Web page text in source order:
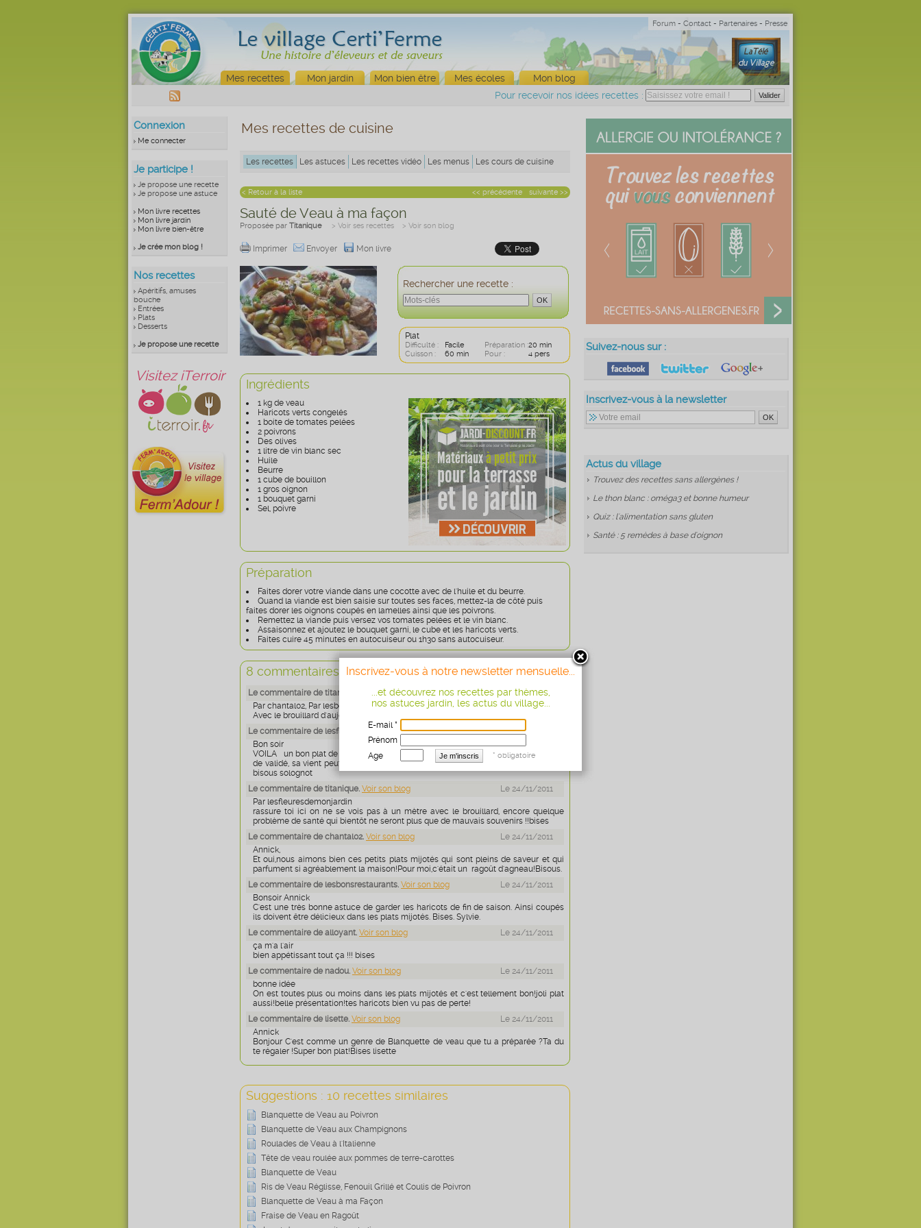
Forum - Contact - Partenaires - Presse
Mes recettes Mon jardin Mon bien être Mes écoles
Mon blog
Pour recevoir nos idées recettes :
Connexion
Me connecter
Je participe !
Je propose une recette
Je propose une astuce
Mon livre recettes
Mon livre jardin
Mon livre bien-être
Je crée mon blog !
Nos recettes
Apéritifs, amuses
bouche
Entrées
Plats
Desserts
Je propose une recette
Visitez iTerroir
Suivez-nous sur :
Inscrivez-vous à la newsletter
Actus du village
Trouvez des recettes sans allergènes !
Le thon blanc : oméga3 et bonne humeur
Quiz : l'alimentation sans gluten
Santé : 5 remèdes à base d'oignon
Mes recettes de cuisine
Les recettes Les astuces Les recettes vidéo Les menus Les cours de cuisine
suivante >>
<< précédente
< Retour à la liste
Sauté de Veau à ma façon
Proposée par Titanique > Voir ses recettes > Voir son blog
Imprimer Envoyer Mon livre
Rechercher une recette :
Plat
Difficulté : Facile Préparation :20 min
Cuisson :
60 min Pour : 4 pers
Ingrédients
1 kg de veau
Haricots verts congelés
1 boite de tomates pelées
2 poivrons
Des olives
1 litre de vin blanc sec
Huile
Beurre
1 cube de bouillon
1 gros oignon
1 bouquet garni
Sel, poivre
Préparation
Faites dorer votre viande dans une cocotte avec de l'huile et du beurre.
Quand la viande est bien saisie sur toutes ses faces, mettez-la de côté puis
faites dorer les oignons coupés en lamelles ainsi que les poivrons.
Remettez la viande puis versez vos tomates pelées et le vin blanc.
Assaisonnez et ajoutez le bouquet garni, le cube et les haricots verts.
Faites cuire 45 minutes en autocuiseur ou 1h30 sans autocuiseur.
+ Ajouter un commentaire
8 commentaires
Le commentaire de titanique. Voir son blog
Le 24/11/2011
Par chantal02, Par lesbonsrestaurants , Par nadou,Par alloyant,Par lisette
Avec le brouillard d'aujourd'hui, ça tombait bien !bises
Le commentaire de lesfleuresdemonjardin
Le 24/11/2011
Bon soir
VOILA un bon plat de saison , chez nous il fait humide . Depuis 2 jours impossible
de validé, sa vient peut etre de moi .J'esspere que toute ta famille vas bien , gros
bisous solognot
Le commentaire de titanique. Voir son blog
Le 24/11/2011
Par lesfleuresdemonjardin
rassure toi ici on ne se vois pas à un mètre avec le brouillard, encore quelque
problème de santé qui bientôt ne seront plus que de mauvais souvenirs !!bises
Le commentaire de chantal02. Voir son blog
Le 24/11/2011
Annick,
Et oui,nous aimons bien ces petits plats mijotés qui sont pleins de saveur et qui
parfument si agréablement la maison!Pour moi,c'était un ragoût d'agneau!Bisous.
Le commentaire de lesbonsrestaurants. Voir son blog
Le 24/11/2011
Bonsoir Annick
C'est une très bonne astuce de garder les haricots de fin de saison. Ainsi coupés
ils doivent être délicieux dans les plats mijotés. Bises. Sylvie.
Le commentaire de alloyant. Voir son blog
Le 24/11/2011
ça m'a l'air
bien appétissant tout ça !!! bises
Le commentaire de nadou. Voir son blog
Le 24/11/2011
bonne idée
On est toutes plus ou moins dans les plats mijotés et c'est tellement bon!joli plat
aussi!belle présentation!tes haricots bien vu pas de perte!
Le commentaire de lisette. Voir son blog
Le 24/11/2011
Annick
Bonjour C'est comme un genre de Blanquette de veau que tu a préparée ?Ta du
te régaler !Super bon plat!Bises lisette
Suggestions : 10 recettes similaires
Blanquette de Veau au Poivron
Blanquette de Veau aux Champignons
Roulades de Veau à l'Italienne
Tête de veau roulée aux pommes de terre-carottes
Blanquette de Veau
Ris de Veau Réglisse, Fenouil Grillé et Coulis de Poivron
Blanquette de Veau à ma Façon
Fraise de Veau en Ragoût
Inscrivez-vous à notre newsletter mensuelle...
...et découvrez nos recettes par thèmes,
nos astuces jardin, les actus du village...
E-mail *
Prénom
Age
* obligatoire